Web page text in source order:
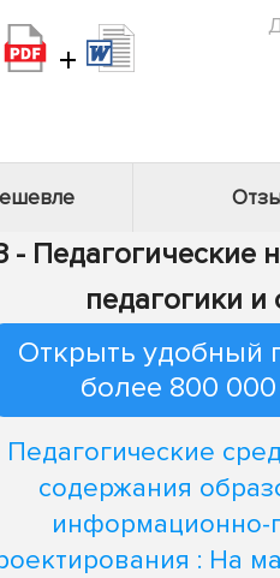
+
- Педагогические
педагогики
Открыть удобный
более 800
Педагогические
содержания
информационно-
: На